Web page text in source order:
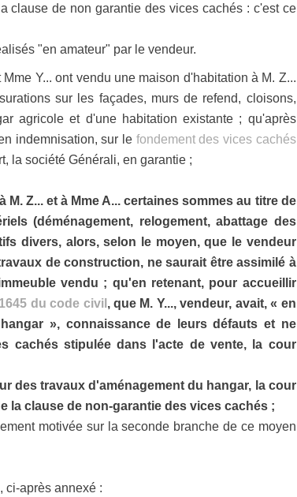
clause de non garantie des vices cachés : c'est ce
"en amateur" par le vendeur.
Y... ont vendu une maison d'habitation à M. Z...
sur les façades, murs de refend, cloisons,
agricole et d'une habitation existante ; qu'après
indemnisation, sur le fondement des vices cachés
la société Générali, en garantie ;
Z... et à Mme A... certaines sommes au titre de
(déménagement, relogement, abattage des
divers, alors, selon le moyen, que le vendeur
de construction, ne saurait être assimilé à
vendu ; qu'en retenant, pour accueillir
du code civil , que M. Y..., vendeur, avait, « en
», connaissance de leurs défauts et ne
cachés stipulée dans l'acte de vente, la cour
des travaux d'aménagement du hangar, la cour
la clause de non-garantie des vices cachés ;
motivée sur la seconde branche de ce moyen
ci-après annexé :